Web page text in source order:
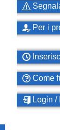
Per i
Come
Login /